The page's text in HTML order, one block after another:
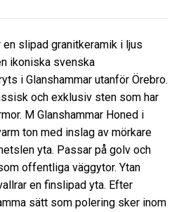
en slipad granitkeramik i ljus
ikoniska svenska
i Glanshammar utanför Örebro.
och exklusiv sten som har
M Glanshammar Honed i
ton med inslag av mörkare
yta. Passar på golv och
offentliga väggytor. Ytan
en finslipad yta. Efter
sätt som polering sker inom